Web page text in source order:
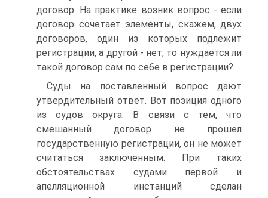
договор. На практике возник вопрос - если
договор сочетает элементы, скажем, двух
договоров, один из которых подлежит
регистрации, а другой - нет, то нуждается ли
такой договор сам по себе в регистрации?
Суды на поставленный вопрос дают
утвердительный ответ. Вот позиция одного
из судов округа. В связи с тем, что
смешанный договор не прошел
государственную регистрации, он не может
считаться заключенным. При таких
обстоятельствах судами первой и
апелляционной инстанций сделан